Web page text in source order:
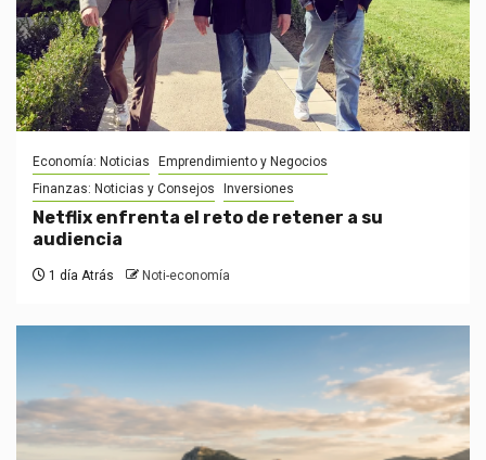
Economía: Noticias
Emprendimiento y Negocios
Finanzas: Noticias y Consejos
Inversiones
Netflix enfrenta el reto de retener a su
audiencia
1 día Atrás Noti-economía